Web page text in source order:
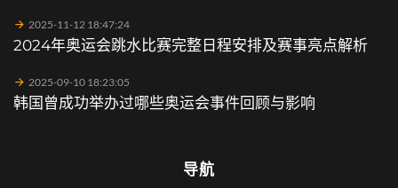
2025-11-12 18:47:24
2024年奥运会跳水比赛完整日程安排及赛事亮点解析
2025-09-10 18:23:05
韩国曾成功举办过哪些奥运会事件回顾与影响
导航